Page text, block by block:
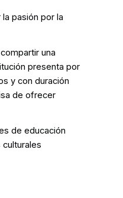
pasión por la
una
presenta por
y con duración
de ofrecer
de educación